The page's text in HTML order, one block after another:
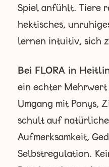
Spiel anfühlt. Tiere
hektisches,
lernen intuitiv, sich
Bei FLORA in
ein echter
Umgang mit Ponys,
schult auf natürliche
Aufmerksamkeit,
Selbstregulation.